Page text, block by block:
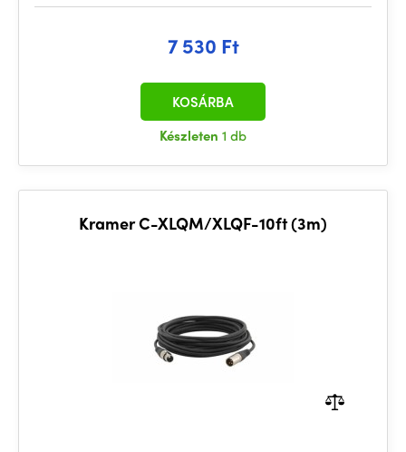
7 530 Ft
Készleten 1 db
KOSÁRBA
Kramer C-XLQM/XLQF-10ft (3m)